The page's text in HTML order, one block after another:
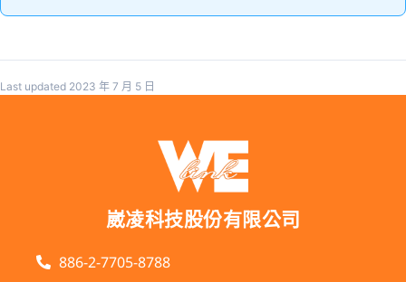
Last updated 2023 年 7 月 5 日
崴凌科技股份有限公司
886-2-7705-8788